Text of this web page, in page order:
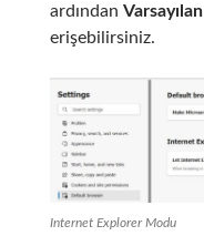
ardından Varsayılan
erişebilirsiniz.
Internet Explorer Modu